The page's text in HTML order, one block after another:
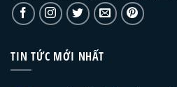
TIN TỨC MỚI NHẤT